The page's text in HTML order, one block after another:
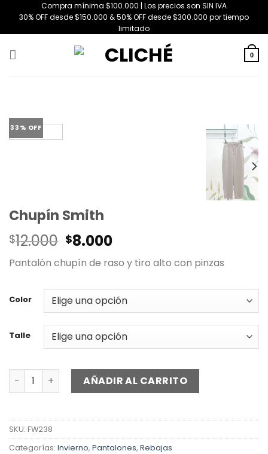
contenido
Compra mínima $100.000 | Los precios son SIN IVA
30% OFF desde $150.000 & 50% OFF desde $300.000 por tiempo
limitado
0
33% OFF
Chupín Smith
$12.000 El
precio
original
$12.000.
$8.000El
precio
actual
$8.000.
Pantalón chupín de raso y tiro alto con pinzas
Color
Talle
Chupín Smith cantidadAÑADIR AL CARRITO
SKU: FW238
Categorías: Invierno, Pantalones, Rebajas